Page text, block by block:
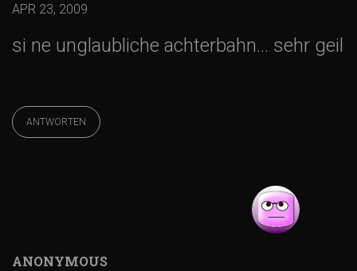
APR 23, 2009
si ne unglaubliche achterbahn… sehr geil
ANTWORTEN
ANONYMOUS